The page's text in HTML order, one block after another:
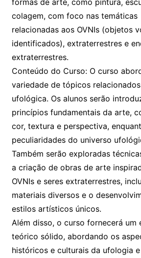
colagem, com foco nas temáticas
relacionadas aos OVNIs (objetos
identificados), extraterrestres e
extraterrestres.
Conteúdo do Curso: O curso
variedade de tópicos
ufológica. Os alunos serão
princípios fundamentais da arte,
cor, textura e perspectiva,
peculiaridades do universo
Também serão exploradas
a criação de obras de arte
OVNIs e seres extraterrestres,
materiais diversos e o
estilos artísticos únicos.
Além disso, o curso fornecerá um
teórico sólido, abordando os
históricos e culturais da ufologia